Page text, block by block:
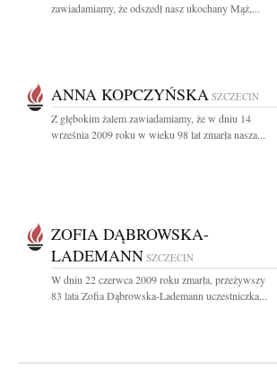
zawiadamiamy, że odszedł nasz ukochany Mąż,...
ANNA KOPCZYŃSKA SZCZECIN
Z głębokim żalem zawiadamiamy, że w dniu 14
września 2009 roku w wieku 98 lat zmarła nasza...
ZOFIA DĄBROWSKA-
LADEMANN SZCZECIN
W dniu 22 czerwca 2009 roku zmarła, przeżywszy
83 lata Zofia Dąbrowska-Lademann uczestniczka...